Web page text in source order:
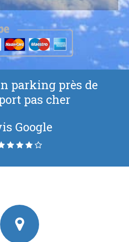
parking près de
pas cher
Google